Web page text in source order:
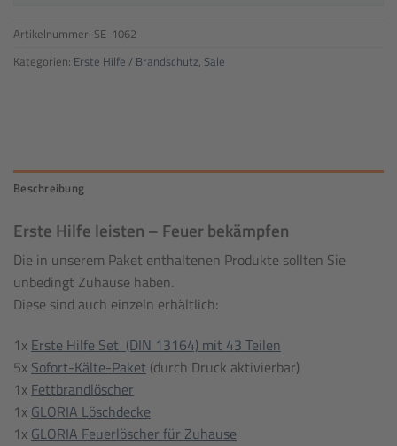
Artikelnummer: SE-1062
Kategorien: Erste Hilfe / Brandschutz, Sale
Beschreibung
Erste Hilfe leisten – Feuer bekämpfen
Die in unserem Paket enthaltenen Produkte sollten Sie
unbedingt Zuhause haben.
Diese sind auch einzeln erhältlich:
1x Erste Hilfe Set (DIN 13164) mit 43 Teilen
5x Sofort-Kälte-Paket (durch Druck aktivierbar)
1x Fettbrandlöscher
1x GLORIA Löschdecke
1x GLORIA Feuerlöscher für Zuhause